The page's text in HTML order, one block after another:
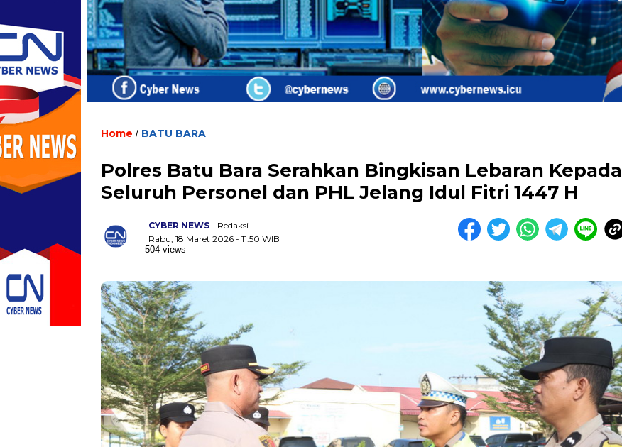
Home / BATU BARA
Polres Batu Bara Serahkan Bingkisan Lebaran Kepada
Seluruh Personel dan PHL Jelang Idul Fitri 1447 H
CYBER NEWS - Redaksi
Rabu, 18 Maret 2026 - 11:50 WIB
504 views